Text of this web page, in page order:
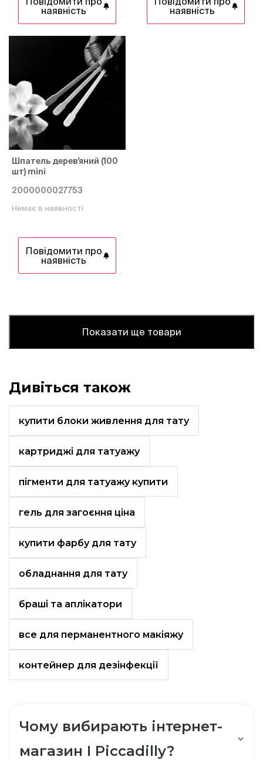
наявність
наявність
Шпатель дерев'яний (100
шт) mini
2000000027753
Немає в наявності
Повідомити про
наявність
Показати ще товари
Дивіться також
купити блоки живлення для тату
картриджі для татуажу
пігменти для татуажу купити
гель для загоєння ціна
купити фарбу для тату
обладнання для тату
браші та аплікатори
все для перманентного макіяжу
контейнер для дезінфекції
Чому вибирають інтернет-
магазин I Piccadilly?